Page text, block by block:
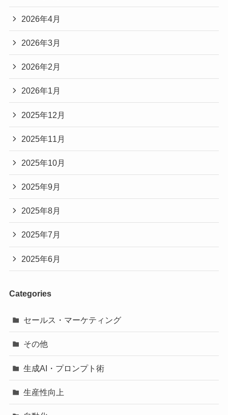
2026年4月
2026年3月
2026年2月
2026年1月
2025年12月
2025年11月
2025年10月
2025年9月
2025年8月
2025年7月
2025年6月
Categories
セールス・マーケティング
その他
生成AI・プロンプト術
生産性向上